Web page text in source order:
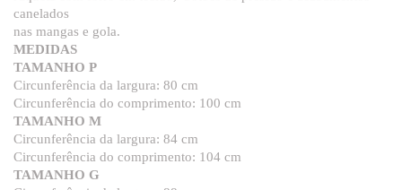
canelados
nas mangas e gola.
MEDIDAS
TAMANHO P
Circunferência da largura: 80 cm
Circunferência do comprimento: 100 cm
TAMANHO M
Circunferência da largura: 84 cm
Circunferência do comprimento: 104 cm
TAMANHO G